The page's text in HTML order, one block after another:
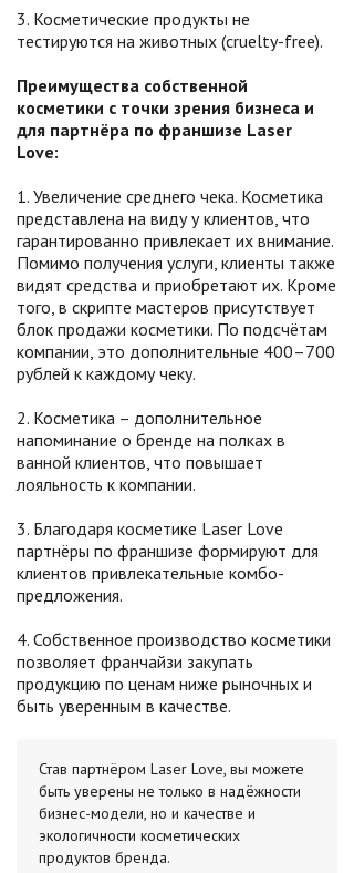
3. Косметические продукты не
тестируются на животных (cruelty-free).
Преимущества собственной
косметики с точки зрения бизнеса и
для партнёра по франшизе Laser
Love:
1. Увеличение среднего чека. Косметика
представлена на виду у клиентов, что
гарантированно привлекает их внимание.
Помимо получения услуги, клиенты также
видят средства и приобретают их. Кроме
того, в скрипте мастеров присутствует
блок продажи косметики. По подсчётам
компании, это дополнительные 400–700
рублей к каждому чеку.
2. Косметика – дополнительное
напоминание о бренде на полках в
ванной клиентов, что повышает
лояльность к компании.
3. Благодаря косметике Laser Love
партнёры по франшизе формируют для
клиентов привлекательные комбо-
предложения.
4. Собственное производство косметики
позволяет франчайзи закупать
продукцию по ценам ниже рыночных и
быть уверенным в качестве.
Став партнёром Laser Love, вы можете
быть уверены не только в надёжности
бизнес-модели, но и качестве и
экологичности косметических
продуктов бренда.